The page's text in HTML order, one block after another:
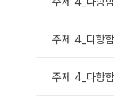
주제 4_다항
주제 4_다항